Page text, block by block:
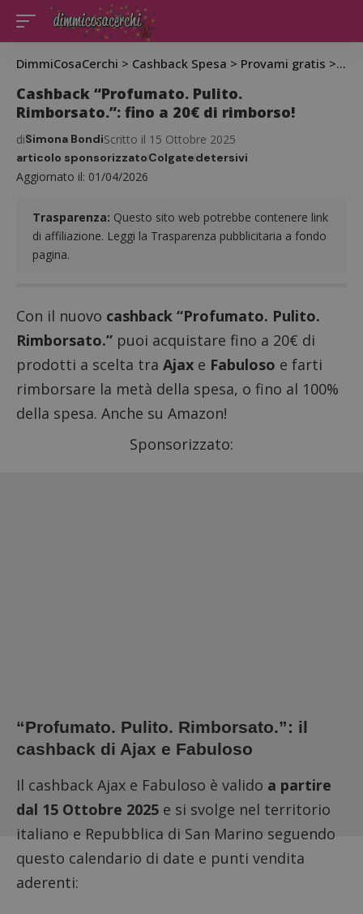
DimmiCosaCerchi > Cashback Spesa > Provami gratis >
Cashback “Profumato. Pulito.
Rimborsato.”: fino a 20€ di rimborso!
Aggiornato il: 01/04/2026
diSimona BondiScritto il 15 Ottobre 2025
articolo sponsorizzatoColgatedetersivi
Trasparenza: Questo sito web potrebbe contenere link
di affiliazione. Leggi la Trasparenza pubblicitaria a fondo
pagina.
Con il nuovo cashback “Profumato. Pulito.
Rimborsato.” puoi acquistare fino a 20€ di
prodotti a scelta tra Ajax e Fabuloso e farti
rimborsare la metà della spesa, o fino al 100%
della spesa. Anche su Amazon!
Sponsorizzato:
“Profumato. Pulito. Rimborsato.”: il
cashback di Ajax e Fabuloso
Il cashback Ajax e Fabuloso è valido a partire
dal 15 Ottobre 2025 e si svolge nel territorio
italiano e Repubblica di San Marino seguendo
questo calendario di date e punti vendita
aderenti: